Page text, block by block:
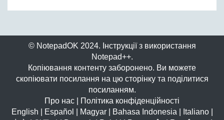
© NotepadOK 2024. Інструкції з використання
Notepad++.
Копіювання контенту заборонено. Ви можете
скопіювати посилання на цю сторінку та поділитися
посиланням.
Про нас
Політика конфіденційності
English
Español Magyar| Bahasa Indonesia Italiano|